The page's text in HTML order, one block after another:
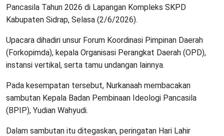
Pancasila Tahun 2026 di Lapangan Kompleks SKPD
Kabupaten Sidrap, Selasa (2/6/2026).
Upacara dihadiri unsur Forum Koordinasi Pimpinan Daerah
(Forkopimda), kepala Organisasi Perangkat Daerah (OPD),
instansi vertikal, serta tamu undangan lainnya.
Pada kesempatan tersebut, Nurkanaah membacakan
sambutan Kepala Badan Pembinaan Ideologi Pancasila
(BPIP), Yudian Wahyudi.
Dalam sambutan itu ditegaskan, peringatan Hari Lahir